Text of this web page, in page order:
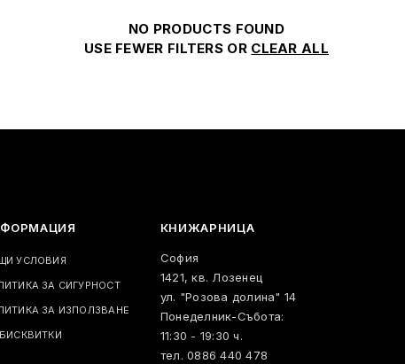
NO PRODUCTS FOUND
USE FEWER FILTERS OR CLEAR ALL
УСЛОВИЯ
ЗА СИГУРНОСТ
ЗА ИЗПОЛЗВАНЕ
КНИЖАРНИЦА
София
1421, кв. Лозенец
ул. "Розова долина" 14
Понеделник-Събота:
11:30 - 19:30 ч.
тел. 0886 440 478